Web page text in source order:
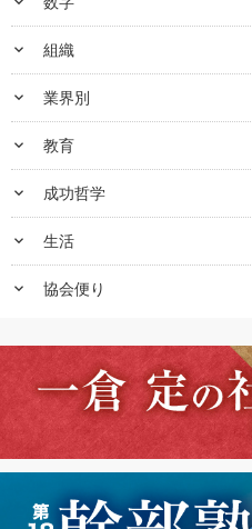
keyboard_arrow_down 組織
keyboard_arrow_down 業界別
keyboard_arrow_down 教育
keyboard_arrow_down 成功哲学
keyboard_arrow_down 生活
keyboard_arrow_down 協会便り